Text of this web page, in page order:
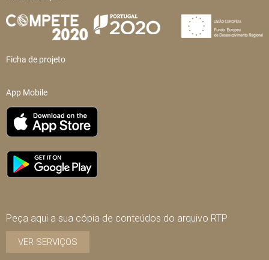
Ficha de projeto
App Mobile
Peça aqui a sua cópia de conteúdos do arquivo RTP
VER SERVIÇOS